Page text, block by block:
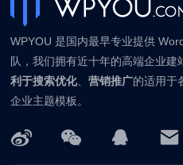
WPYOU 是国内最早专业提供
队，我们拥有近十年的高端企业
利于搜索优化、营销推广的适用于
企业主题模板。